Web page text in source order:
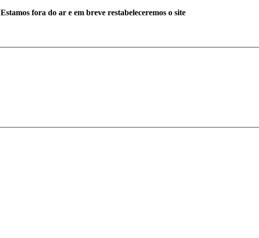
Estamos fora do ar e em breve restabeleceremos o site